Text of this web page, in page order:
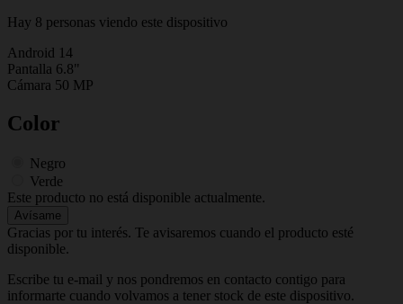
Hay 8 personas viendo este dispositivo
Android 14
Pantalla 6.8"
Cámara 50 MP
Color
Negro
Verde
Este producto no está disponible actualmente.
Avísame
Gracias por tu interés. Te avisaremos cuando el producto esté
disponible.
Escribe tu e-mail y nos pondremos en contacto contigo para
informarte cuando volvamos a tener stock de este dispositivo.